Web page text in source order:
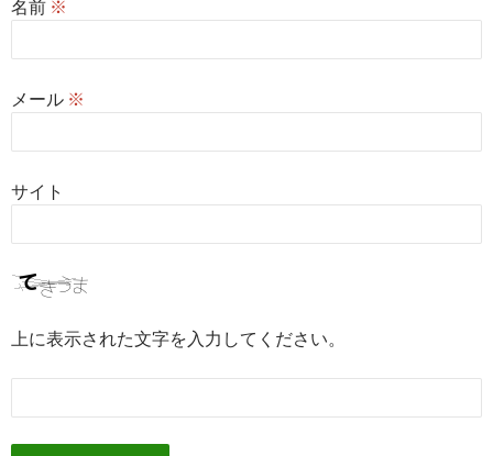
名前 ※
メール ※
サイト
上に表示された文字を入力してください。